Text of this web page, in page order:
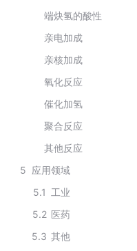
端炔氢的酸性
亲电加成
亲核加成
氧化反应
催化加氢
聚合反应
其他反应
5 应用领域
5.1 工业
5.2 医药
5.3 其他